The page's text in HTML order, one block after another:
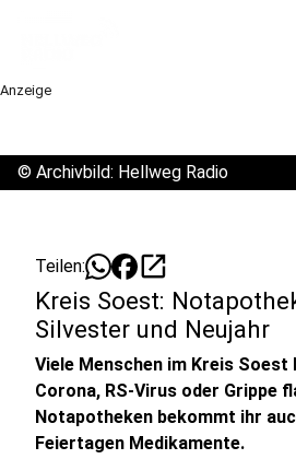
Anzeige
© Archivbild: Hellweg Radio
Teilen: open_in_new
Kreis Soest:
Silvester und Neujahr
Viele Menschen im Kreis
Corona, RS-Virus oder Grippe
Notapotheken bekommt ihr
Feiertagen Medikamente.